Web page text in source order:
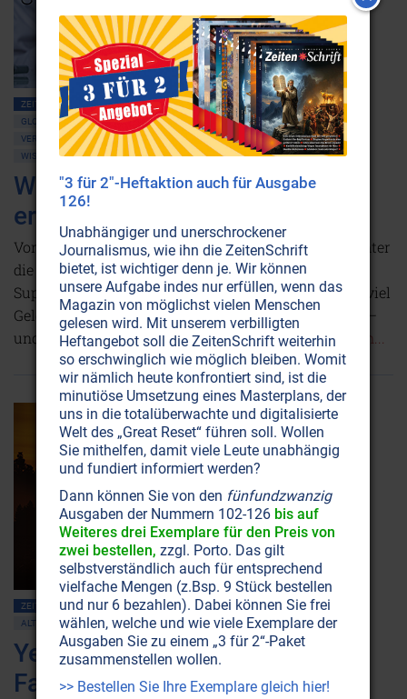
ZEITENSCHRIFT NR. 116 AMERIKA
GESELLSCHAFT ALLGEMEIN
GLOBALISIERUNG
POLITIK ALLGEMEIN
NEUE WELTORDNUNG
VERSCHWÖRUNGSTHEORIEN
WIRTSCHAFT GESUNDHEIT
MEDIZIN
WISSENSCHAFTSGESCHICHTE
WISSENSCHAFT UND ETHIK
Wie die Medizin dem Mammon
erlag
Vor gut hundert Jahren nahm seinen Anfang, worunter
die Volksgesundheit bis heute leidet: Einige wenige
Superreiche manipulieren mit ihren Stiftungen und viel
Geld die medizinische Lehrmeinung und Forschung –
und damit das ganze Gesundheitswesen.Weiterlesen...
ZEITENSCHRIFT NR. 116
MENSCHHEITSGESCHICHTE ALLGEMEIN
ALTERNATIVE WISSENSCHAFT
Yeti und Bigfoot: Gibt es die
Fabelwesen doch?
"3 für 2"-Heftaktion auch für Ausgabe
126!
Unabhängiger und unerschrockener
Journalismus, wie ihn die ZeitenSchrift
bietet, ist wichtiger denn je. Wir können
unsere Aufgabe indes nur erfüllen, wenn das
Magazin von möglichst vielen Menschen
gelesen wird. Mit unserem verbilligten
Heftangebot soll die ZeitenSchrift weiterhin
so erschwinglich wie möglich bleiben. Womit
wir nämlich heute konfrontiert sind, ist die
minutiöse Umsetzung eines Masterplans, der
uns in die totalüberwachte und digitalisierte
Welt des „Great Reset“ führen soll. Wollen
Sie mithelfen, damit viele Leute unabhängig
und fundiert informiert werden?
Dann können Sie von den fünfundzwanzig
Ausgaben der Nummern 102-126 bis auf
Weiteres drei Exemplare für den Preis von
zwei bestellen, zzgl. Porto. Das gilt
selbstverständlich auch für entsprechend
vielfache Mengen (z.Bsp. 9 Stück bestellen
und nur 6 bezahlen). Dabei können Sie frei
wählen, welche und wie viele Exemplare der
Ausgaben Sie zu einem „3 für 2“-Paket
zusammenstellen wollen.
>> Bestellen Sie Ihre Exemplare gleich hier!